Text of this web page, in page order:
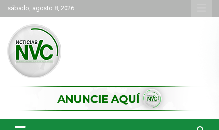
Saltar
al
contenido
sábado, agosto 8, 2026
NVC Noticias